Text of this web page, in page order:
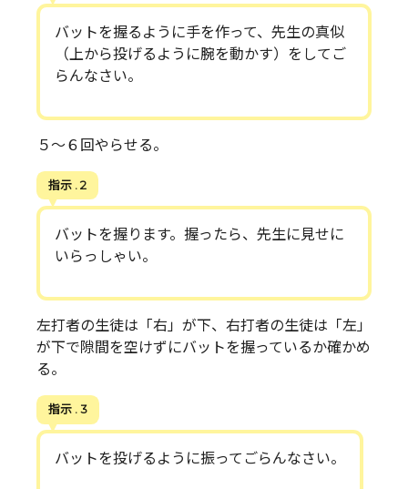
バットを握るように手を作って、先生の真似
（上から投げるように腕を動かす）をしてご
らんなさい。
５〜６回やらせる。
指示 . 2
バットを握ります。握ったら、先生に見せに
いらっしゃい。
左打者の生徒は「右」が下、右打者の生徒は「左」
が下で隙間を空けずにバットを握っているか確かめ
る。
指示 . 3
バットを投げるように振ってごらんなさい。